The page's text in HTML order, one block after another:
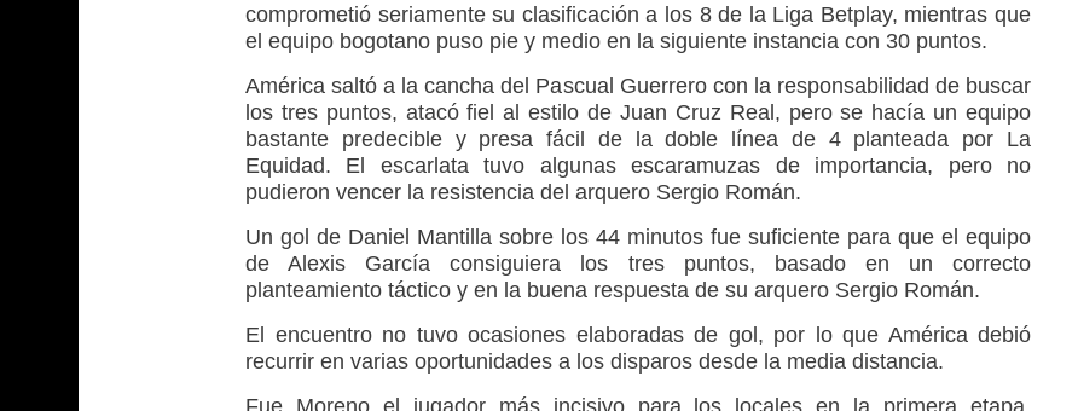
comprometió seriamente su clasificación a los 8 de la Liga Betplay, mientras que
el equipo bogotano puso pie y medio en la siguiente instancia con 30 puntos.
América saltó a la cancha del Pascual Guerrero con la responsabilidad de buscar
los tres puntos, atacó fiel al estilo de Juan Cruz Real, pero se hacía un equipo
bastante predecible y presa fácil de la doble línea de 4 planteada por La
Equidad. El escarlata tuvo algunas escaramuzas de importancia, pero no
pudieron vencer la resistencia del arquero Sergio Román.
Un gol de Daniel Mantilla sobre los 44 minutos fue suficiente para que el equipo
de Alexis García consiguiera los tres puntos, basado en un correcto
planteamiento táctico y en la buena respuesta de su arquero Sergio Román.
El encuentro no tuvo ocasiones elaboradas de gol, por lo que América debió
recurrir en varias oportunidades a los disparos desde la media distancia.